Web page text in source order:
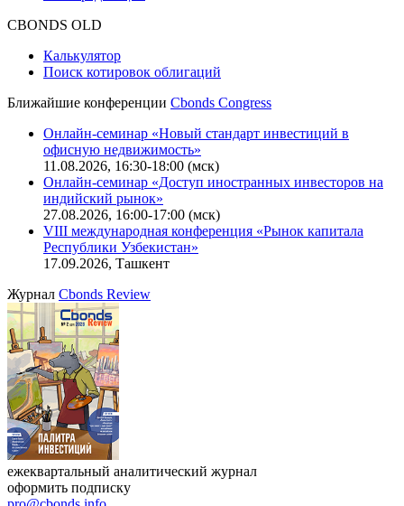
Оферта для юридических лиц
IT-аккредитация
Поиск котировок облигаций
Ближайшие конференцииCbonds Congress
Онлайн-семинар «Новый стандарт инвестиций в
офисную недвижимость»
11.08.2026, 16:30-18:00 (мск)
Онлайн-семинар «Доступ иностранных инвесторов на
индийский рынок»
VIII международная конференция «Рынок капитала
Республики Узбекистан»
17.09.2026, Ташкент
ЖурналCbonds Review